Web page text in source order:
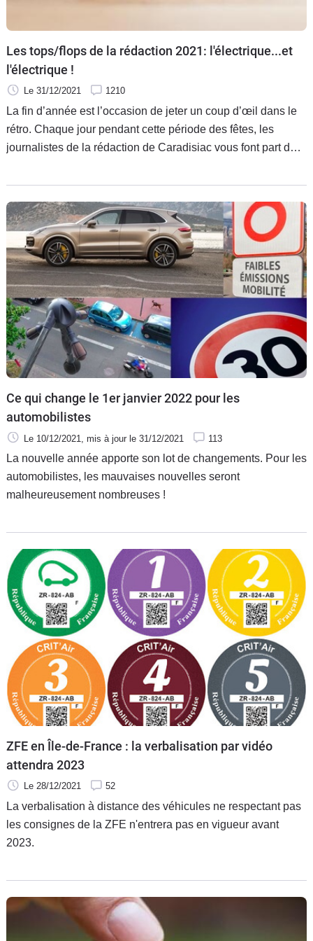
Auto
Services
Forum
Moto
Les tops/flops de la rédaction 2021: l'électrique...et
l'électrique !
Le 31/12/2021 1210
La fin d’année est l’occasion de jeter un coup d’œil dans le
rétro. Chaque jour pendant cette période des fêtes, les
journalistes de la rédaction de Caradisiac vous font part de
Aujourd’hui, Pierre-Olivier Marie, rédacteur en chef adjoint
actualités, vous donne son top/flop 2021.
Ce qui change le 1er janvier 2022 pour les
automobilistes
Le 10/12/2021 , mis à jour le 31/12/2021 113
La nouvelle année apporte son lot de changements. Pour les
automobilistes, les mauvaises nouvelles seront
malheureusement nombreuses !
ZFE en Île-de-France : la verbalisation par vidéo
attendra 2023
Le 28/12/2021 52
La verbalisation à distance des véhicules ne respectant pas
les consignes de la ZFE n'entrera pas en vigueur avant
2023.